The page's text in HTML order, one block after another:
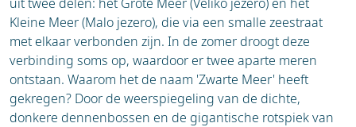
Kleine Meer (Malo jezero), die via een smalle zeestraat
met elkaar verbonden zijn. In de zomer droogt deze
verbinding soms op, waardoor er twee aparte meren
ontstaan. Waarom het de naam 'Zwarte Meer' heeft
gekregen? Door de weerspiegeling van de dichte,
donkere dennenbossen en de gigantische rotspiek van